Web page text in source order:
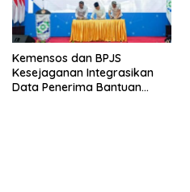
Kemensos dan BPJS
Kesejaganan Integrasikan
Data Penerima Bantuan